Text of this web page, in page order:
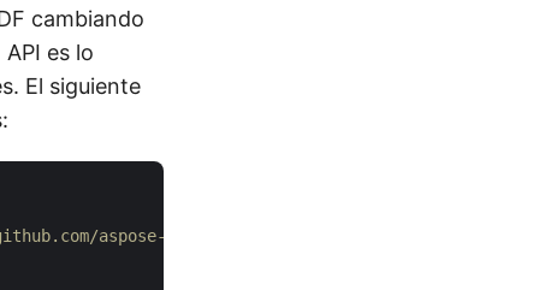
cambiando
es lo
El siguiente
aspose-pdf-cloud/aspose-pdf-cloud-dotnet